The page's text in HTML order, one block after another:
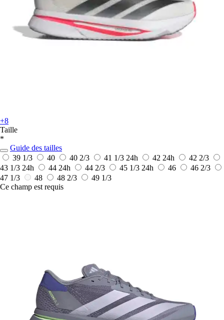
+8
Taille
*
Guide des tailles
39 1/3
40 40 2/3 41 1/3 24h 42 24h
42 2/3
43 1/3 24h 44 24h 44 2/3 45 1/3 24h 46
46 2/3
47 1/3
48 48 2/3
49 1/3
Ce champ est requis